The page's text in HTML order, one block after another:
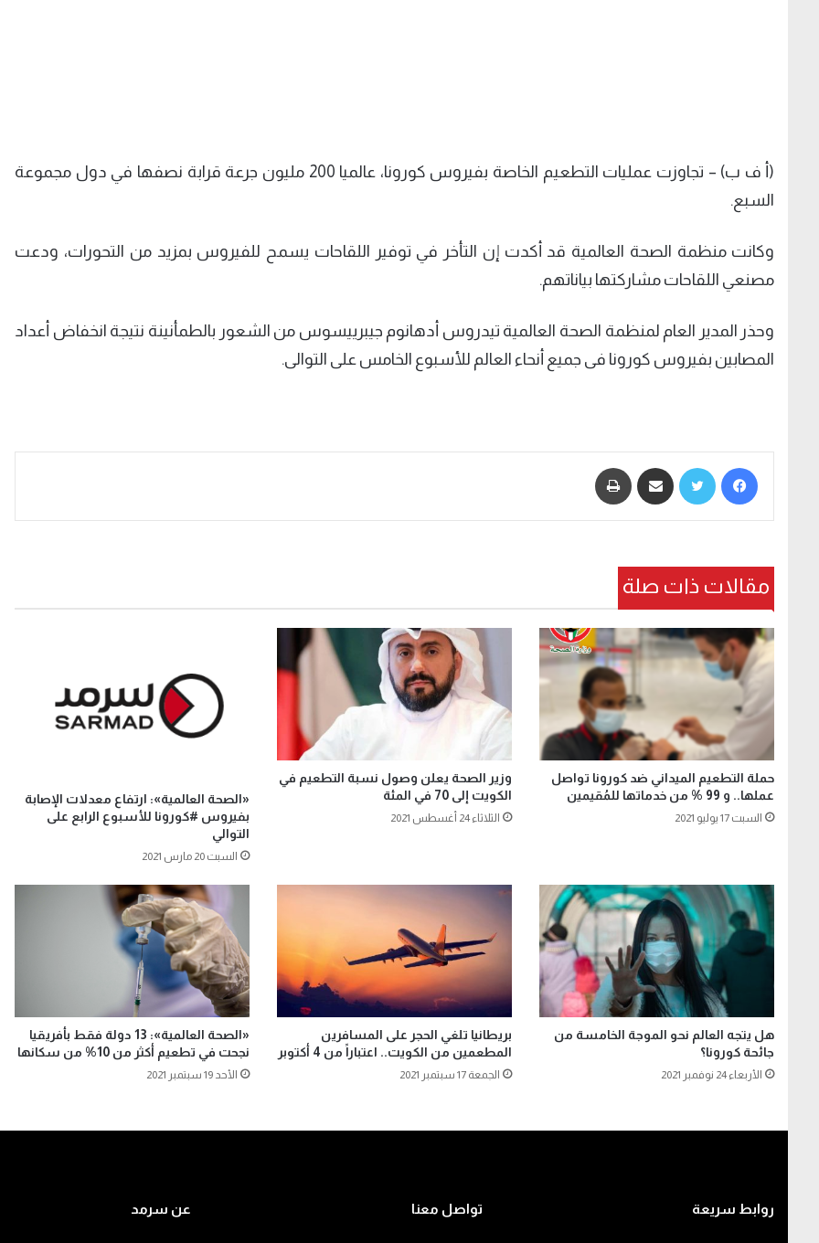
(أ ف ب) – تجاوزت عمليات التطعيم الخاصة بفيروس كورونا، عالميا 200 مليون جرعة قرابة نصفها في دول مجموعة
السبع.
وكانت منظمة الصحة العالمية قد أكدت إن التأخر في توفير اللقاحات يسمح للفيروس بمزيد من التحورات، ودعت
مصنعي اللقاحات مشاركتها بياناتهم.
وحذر المدير العام لمنظمة الصحة العالمية تيدروس أدهانوم جيبرييسوس من الشعور بالطمأنينة نتيجة انخفاض أعداد
المصابين بفيروس كورونا فى جميع أنحاء العالم للأسبوع الخامس على التوالى.
مقالات ذات صلة
حملة التطعيم الميداني ضد كورونا تواصل
عملها.. و 99 % من خدماتها للمُقيمين
السبت 17 يوليو 2021
وزير الصحة يعلن وصول نسبة التطعيم في
الكويت إلى 70 في المئة
الثلاثاء 24 أغسطس 2021
«الصحة العالمية»: ارتفاع معدلات الإصابة
بفيروس #كورونا للأسبوع الرابع على
التوالي
السبت 20 مارس 2021
هل يتجه العالم نحو الموجة الخامسة من
جائحة كورونا؟
الأربعاء 24 نوفمبر 2021
بريطانيا تلغي الحجر على المسافرين
المطعمين من الكويت.. اعتباراً من 4 أكتوبر
الجمعة 17 سبتمبر 2021
«الصحة العالمية»: 13 دولة فقط بأفريقيا
نجحت في تطعيم أكثر من 10% من سكانها
الأحد 19 سبتمبر 2021
روابط سريعة تواصل معنا عن سرمد